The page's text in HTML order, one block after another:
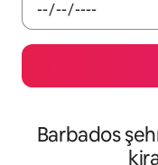
Barbados